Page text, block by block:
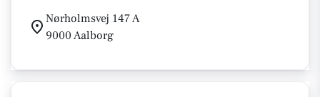
Nørholmsvej 147 A
9000 Aalborg